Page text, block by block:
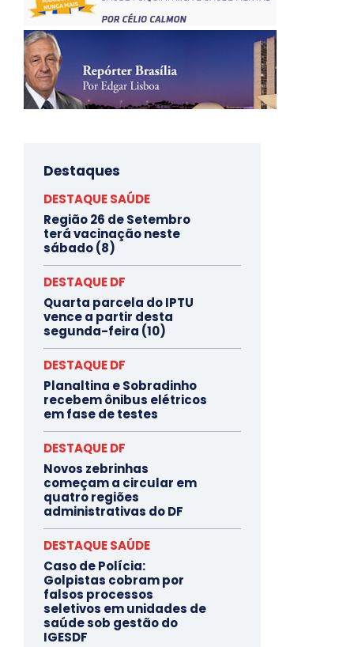
Destaques
DESTAQUE SAÚDE
Região 26 de Setembro
terá vacinação neste
sábado (8)
DESTAQUE DF
Quarta parcela do IPTU
vence a partir desta
segunda-feira (10)
DESTAQUE DF
Planaltina e Sobradinho
recebem ônibus elétricos
em fase de testes
DESTAQUE DF
Novos zebrinhas
começam a circular em
quatro regiões
administrativas do DF
DESTAQUE SAÚDE
Caso de Polícia:
Golpistas cobram por
falsos processos
seletivos em unidades de
saúde sob gestão do
IGESDF